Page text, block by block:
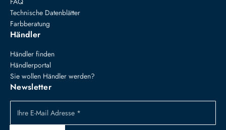
Technische Datenblätter
Farbberatung
Händler
Händler finden
Händlerportal
Sie wollen Händler werden?
Newsletter
Ihre E-Mail Adresse *